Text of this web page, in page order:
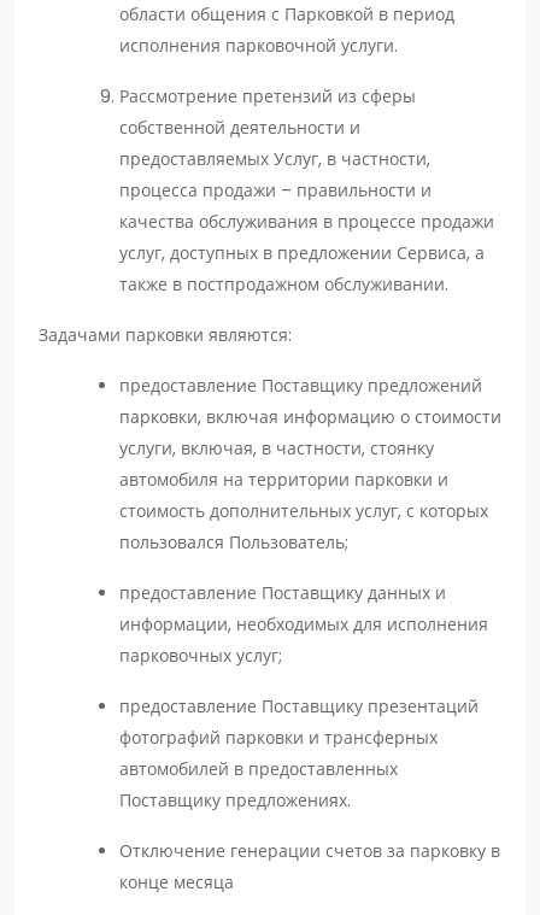
области общения с Парковкой в период
исполнения парковочной услуги.
Рассмотрение претензий из сферы
собственной деятельности и
предоставляемых Услуг, в частности,
процесса продажи – правильности и
качества обслуживания в процессе продажи
услуг, доступных в предложении Сервиса, а
также в постпродажном обслуживании.
Задачами парковки являются:
предоставление Поставщику предложений
парковки, включая информацию о стоимости
услуги, включая, в частности, стоянку
автомобиля на территории парковки и
стоимость дополнительных услуг, с которых
пользовался Пользователь;
предоставление Поставщику данных и
информации, необходимых для исполнения
парковочных услуг;
предоставление Поставщику презентаций
фотографий парковки и трансферных
автомобилей в предоставленных
Поставщику предложениях.
Отключение генерации счетов за парковку в
конце месяца